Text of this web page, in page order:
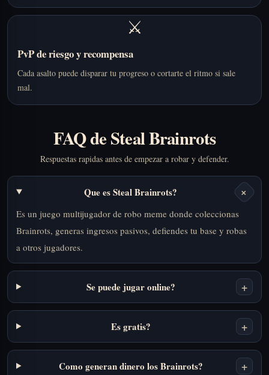
⚔️
PvP de riesgo y recompensa
Cada asalto puede disparar tu progreso o cortarte el ritmo si sale
mal.
FAQ de Steal Brainrots
Respuestas rapidas antes de empezar a robar y defender.
Que es Steal Brainrots? +
Es un juego multijugador de robo meme donde coleccionas
Brainrots, generas ingresos pasivos, defiendes tu base y robas
a otros jugadores.
Se puede jugar online? +
Es gratis? +
Como generan dinero los Brainrots? +